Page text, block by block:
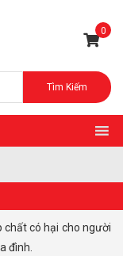
0
Tìm Kiếm
đình.